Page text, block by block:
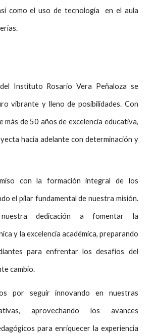
como el uso de tecnología en el aula
Instituto Rosario Vera Peñaloza se
vibrante y lleno de posibilidades. Con
de 50 años de excelencia educativa,
hacia adelante con determinación y
con la formación integral de los
el pilar fundamental de nuestra misión.
nuestra dedicación a fomentar la
y la excelencia académica, preparando
para enfrentar los desafíos del
cambio.
por seguir innovando en nuestras
aprovechando los avances
para enriquecer la experiencia